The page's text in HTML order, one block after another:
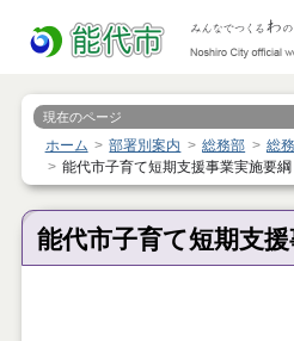
現在のページ
ホーム 部署別案内 総務部 総
能代市子育て短期支援事業実施要綱
能代市子育て短期支